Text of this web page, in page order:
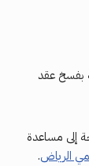
بفسخ عقد
إلى مساعدة
الرياض.